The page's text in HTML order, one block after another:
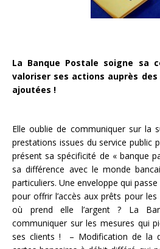
La Banque Postale soigne sa
valoriser ses actions auprès
ajoutées !
Elle oublie de communiquer sur la
prestations issues du service public
présent sa spécificité de « banque
sa différence avec le monde
particuliers. Une enveloppe qui passe
pour offrir l’accès aux prêts pour
où prend elle l’argent ? La
communiquer sur les mesures qui
ses clients ! – Modification de la